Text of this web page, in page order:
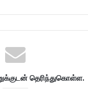
தெரிந்துகொள்ள.